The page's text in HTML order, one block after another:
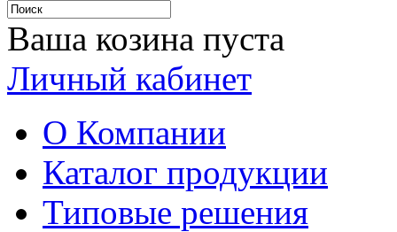
Ваша козина пуста
Личный кабинет
О Компании
Каталог продукции
Типовые решения